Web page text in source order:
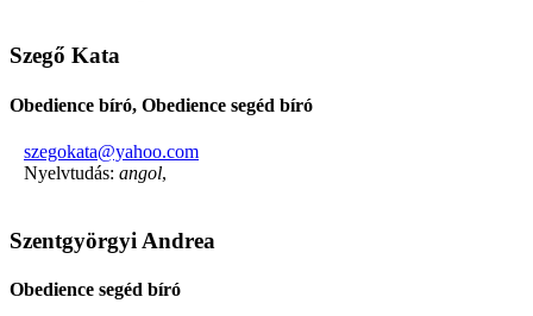
Szegő Kata
Obedience bíró, Obedience segéd bíró
szegokata@yahoo.com
Nyelvtudás: angol,
Szentgyörgyi Andrea
Obedience segéd bíró